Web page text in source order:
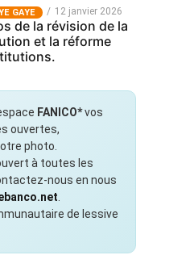
GAYE 12 janvier 2026
de la révision de la
et la réforme
FANICO*vos
ouvertes,
photo.
à toutes les
nous en nous
de lessive